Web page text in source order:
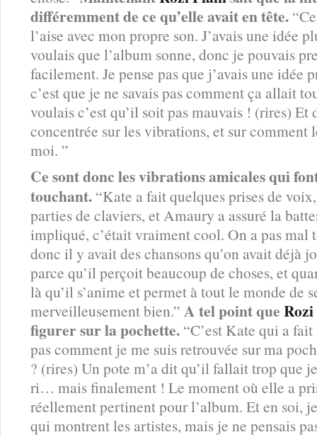
différemment de ce qu’elle avait en tête.
l’aise avec mon propre son. J’avais une idée
voulais que l’album sonne, donc je pouvais
facilement. Je pense pas que j’avais une idée
c’est que je ne savais pas comment ça allait
voulais c’est qu’il soit pas mauvais ! (rires) Et
concentrée sur les vibrations, et sur comment
moi. ”
Ce sont donc les vibrations amicales qui
touchant. “Kate a fait quelques prises de
parties de claviers, et Amaury a assuré la
impliqué, c’était vraiment cool. On a pas mal
donc il y avait des chansons qu’on avait déjà
parce qu’il perçoit beaucoup de choses, et
là qu’il s’anime et permet à tout le monde de
merveilleusement bien.” A tel point que
figurer sur la pochette. “C’est Kate qui a
pas comment je me suis retrouvée sur ma
? (rires) Un pote m’a dit qu’il fallait trop que
ri… mais finalement ! Le moment où elle a
réellement pertinent pour l’album. Et en soi,
qui montrent les artistes, mais je ne pensais